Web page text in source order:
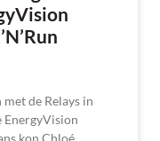
met de Relays in
EnergyVision
kon Chloé